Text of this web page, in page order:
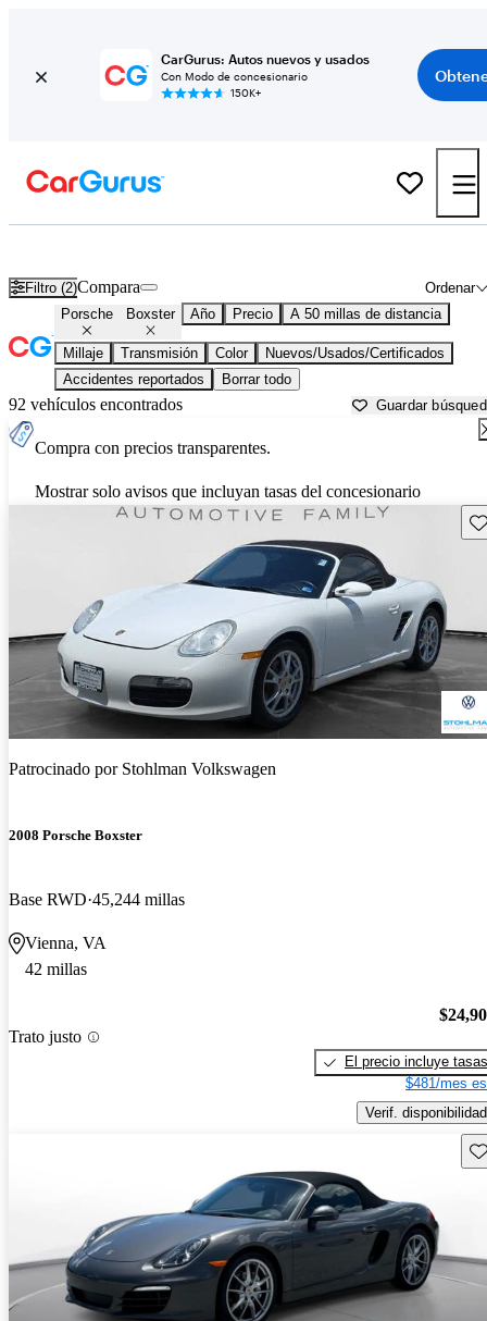
CarGurus: Autos nuevos y usados
Con Modo de concesionario
150K+
Filtro (2) Ordenar
Compara
Porsche Boxster Año Precio A 50 millas de distancia
Millaje Transmisión Color
Nuevos/Usados/Certificados
Accidentes reportados
Borrar todo
92 vehículos encontrados Guardar
Compra con precios transparentes.
Mostrar solo avisos que incluyan tasas del concesionario
Patrocinado por Stohlman Volkswagen
2008 Porsche Boxster
Base RWD 45,244 millas
Vienna, VA
42 millas
Trato justo
El precio incluye tasas
$481/mes
Verif. disponibilidad